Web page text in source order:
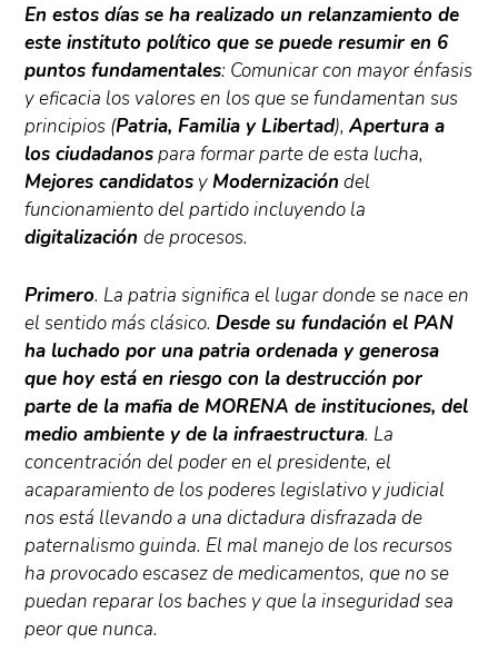
En estos días se ha realizado un relanzamiento de
este instituto político que se puede resumir en 6
puntos fundamentales: Comunicar con mayor énfasis
y eficacia los valores en los que se fundamentan sus
principios (Patria, Familia y Libertad),Apertura a
los ciudadanospara formar parte de esta lucha,
Mejores candidatos yModernización del
funcionamiento del partido incluyendo la
digitalizaciónde procesos.
Primero. La patria significa el lugar donde se nace en
el sentido más clásico.Desde su fundación el PAN
ha luchado por una patria ordenada y generosa
que hoy está en riesgo con la destrucción por
parte de la mafia de MORENA de instituciones, del
medio ambiente y de la infraestructura. La
concentración del poder en el presidente, el
acaparamiento de los poderes legislativo y judicial
nos está llevando a una dictadura disfrazada de
paternalismo guinda. El mal manejo de los recursos
ha provocado escasez de medicamentos, que no se
puedan reparar los baches y que la inseguridad sea
peor que nunca.